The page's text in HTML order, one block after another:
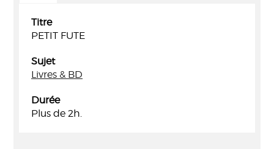
Titre
PETIT FUTE
Sujet
Livres & BD
Durée
Plus de 2h.